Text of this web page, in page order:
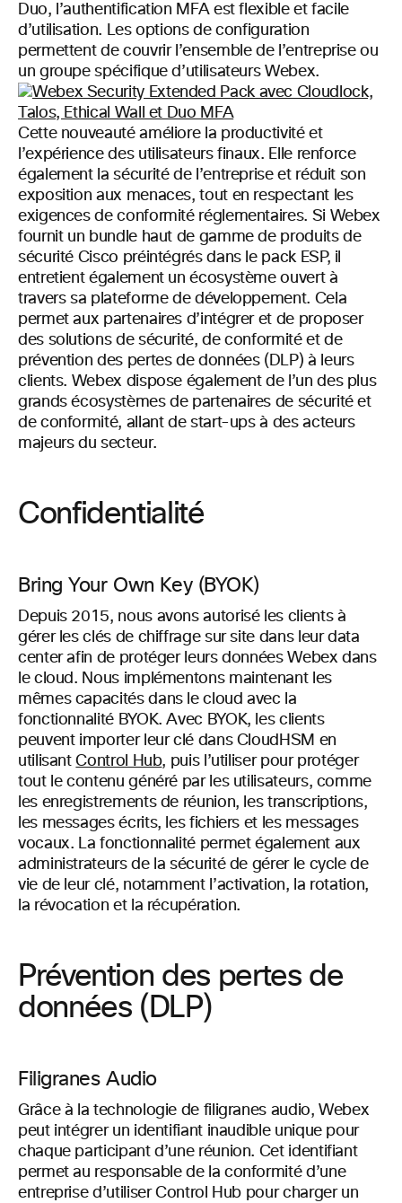
Duo, l’authentification MFA est flexible et facile
d’utilisation. Les options de configuration
permettent de couvrir l’ensemble de l’entreprise ou
un groupe spécifique d’utilisateurs Webex.
Cette nouveauté améliore la productivité et
l’expérience des utilisateurs finaux. Elle renforce
également la sécurité de l’entreprise et réduit son
exposition aux menaces, tout en respectant les
exigences de conformité réglementaires. Si Webex
fournit un bundle haut de gamme de produits de
sécurité Cisco préintégrés dans le pack ESP, il
entretient également un écosystème ouvert à
travers sa plateforme de développement. Cela
permet aux partenaires d’intégrer et de proposer
des solutions de sécurité, de conformité et de
prévention des pertes de données (DLP) à leurs
clients. Webex dispose également de l’un des plus
grands écosystèmes de partenaires de sécurité et
de conformité, allant de start-ups à des acteurs
majeurs du secteur.
Confidentialité
Bring Your Own Key (BYOK)
Depuis 2015, nous avons autorisé les clients à
gérer les clés de chiffrage sur site dans leur data
center afin de protéger leurs données Webex dans
le cloud. Nous implémentons maintenant les
mêmes capacités dans le cloud avec la
fonctionnalité BYOK. Avec BYOK, les clients
peuvent importer leur clé dans CloudHSM en
utilisantControl Hub, puis l’utiliser pour protéger
tout le contenu généré par les utilisateurs, comme
les enregistrements de réunion, les transcriptions,
les messages écrits, les fichiers et les messages
vocaux. La fonctionnalité permet également aux
administrateurs de la sécurité de gérer le cycle de
vie de leur clé, notamment l’activation, la rotation,
la révocation et la récupération.
Prévention des pertes de
données (DLP)
Filigranes Audio
Grâce à la technologie de filigranes audio, Webex
peut intégrer un identifiant inaudible unique pour
chaque participant d’une réunion. Cet identifiant
permet au responsable de la conformité d’une
entreprise d’utiliser Control Hub pour charger un